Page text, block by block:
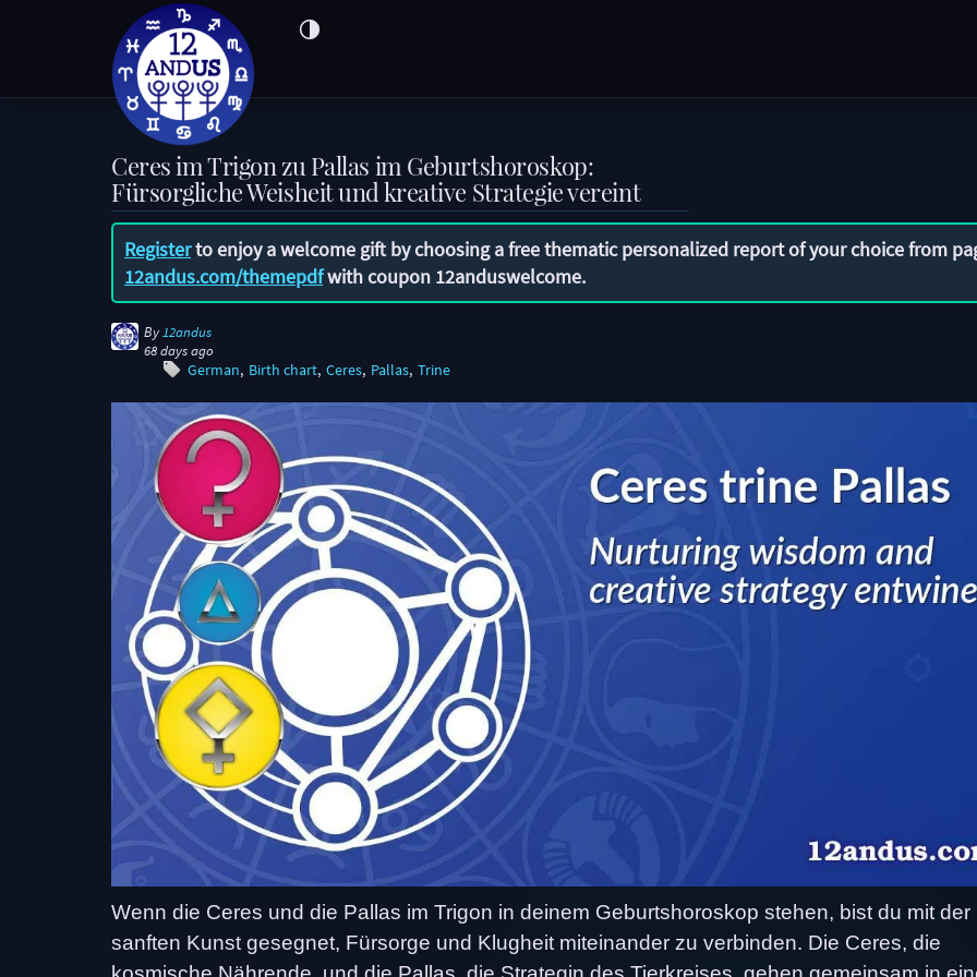
Ceres im Trigon zu Pallas im Geburtshoroskop:
Fürsorgliche Weisheit und kreative Strategie vereint
Registerto enjoy a welcome gift by choosing a free thematic personalized report of your choice from
12andus.com/themepdfwith coupon 12anduswelcome.
By 12andus
68 days ago
German Birth chart Ceres Pallas Trine
Wenn die Ceres und die Pallas im Trigon in deinem Geburtshoroskop stehen, bist du mit der
sanften Kunst gesegnet, Fürsorge und Klugheit miteinander zu verbinden. Die Ceres, die